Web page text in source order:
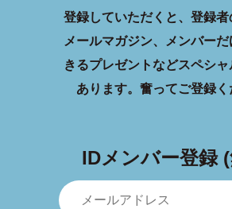
登録していただくと、登録者
メールマガジン、メンバー
きるプレゼントなどスペシ
あります。 奮ってご登録く
IDメンバー登録